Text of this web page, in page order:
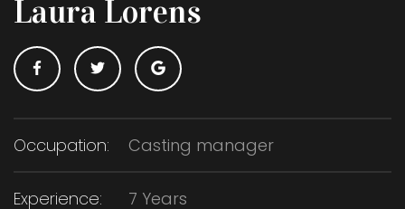
Laura Lorens
Occupation: Casting manager
Experience: 7 Years